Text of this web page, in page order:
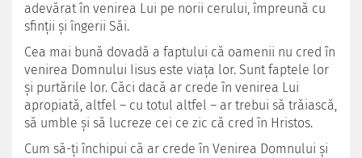
adevărat în venirea Lui pe norii cerului, împreună cu
sfinţii şi îngerii Săi.
Cea mai bună dovadă a faptului că oamenii nu cred în
venirea Domnului Iisus este viaţa lor. Sunt faptele lor
şi purtările lor. Căci dacă ar crede în venirea Lui
apropiată, altfel – cu totul altfel – ar trebui să trăiască,
să umble şi să lucreze cei ce zic că cred în Hristos.
Cum să-ţi închipui că ar crede în Venirea Domnului şi